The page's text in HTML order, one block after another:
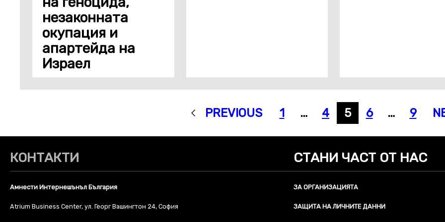
незаконната
окупация и
апартейда на
Израел
PREVIOUS 1 … 4 5 6 … 9
КОНТАКТИ
Амнести Интернешънъл България
Atrium Business Center, ул. Георг Вашингтон 24, София
СТАНИ ЧАСТ ОТ НАС
ЗА ОРГАНИЗАЦИЯТА
ЗАЩИТА НА ЛИЧНИТЕ ДАННИ